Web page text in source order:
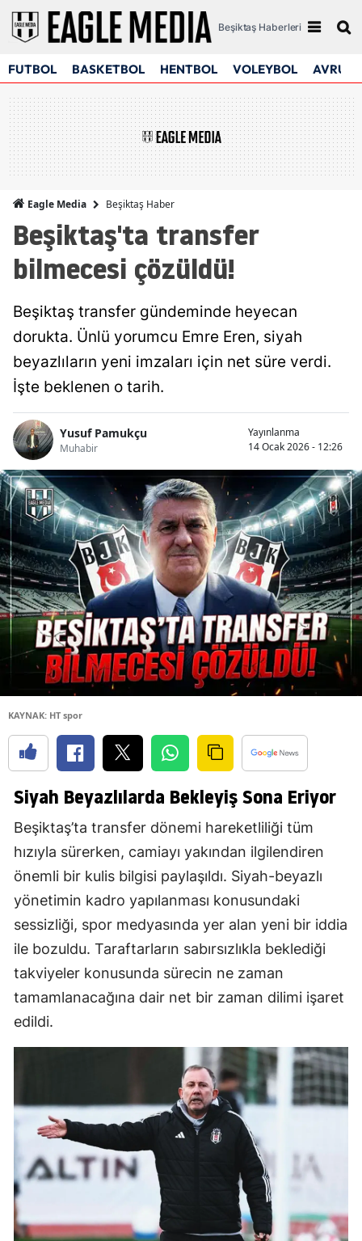
Beşiktaş Haberleri
FUTBOL BASKETBOL HENTBOL VOLEYBOL
Eagle Media Beşiktaş Haber
Beşiktaş'ta transfer
bilmecesi çözüldü!
Beşiktaş transfer gündeminde heyecan
dorukta. Ünlü yorumcu Emre Eren, siyah
beyazlıların yeni imzaları için net süre verdi.
İşte beklenen o tarih.
Yusuf Pamukçu
Muhabir
Yayınlanma
14 Ocak 2026 - 12:26
KAYNAK: HT spor
Siyah Beyazlılarda Bekleyiş Sona Eriyor
Beşiktaş’ta transfer dönemi hareketliliği tüm
hızıyla sürerken, camiayı yakından ilgilendiren
önemli bir kulis bilgisi paylaşıldı. Siyah-beyazlı
yönetimin kadro yapılanması konusundaki
sessizliği, spor medyasında yer alan yeni bir iddia
ile bozuldu. Taraftarların sabırsızlıkla beklediği
takviyeler konusunda sürecin ne zaman
tamamlanacağına dair net bir zaman dilimi işaret
edildi.